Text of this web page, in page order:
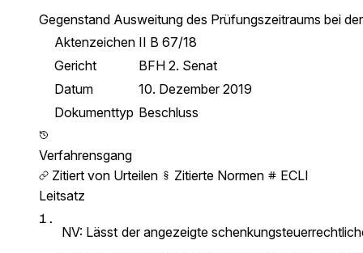
Gegenstand Ausweitung des Prüfungszeitraums bei
Aktenzeichen II B 67/18
Gericht
BFH 2. Senat
Datum
10. Dezember 2019
Dokumenttyp Beschluss
Verfahrensgang
Zitiert von Urteilen
Zitierte Normen
ECLI
Leitsatz
1.
NV: Lässt der angezeigte